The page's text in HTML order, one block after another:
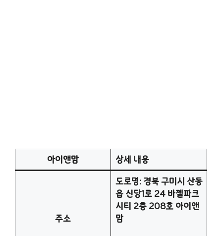
아이앤맘 상세 내용
주소
도로명: 경북 구미시 산동
읍 신당1로 24 바젤파크
시티 2층 208호 아이앤
맘